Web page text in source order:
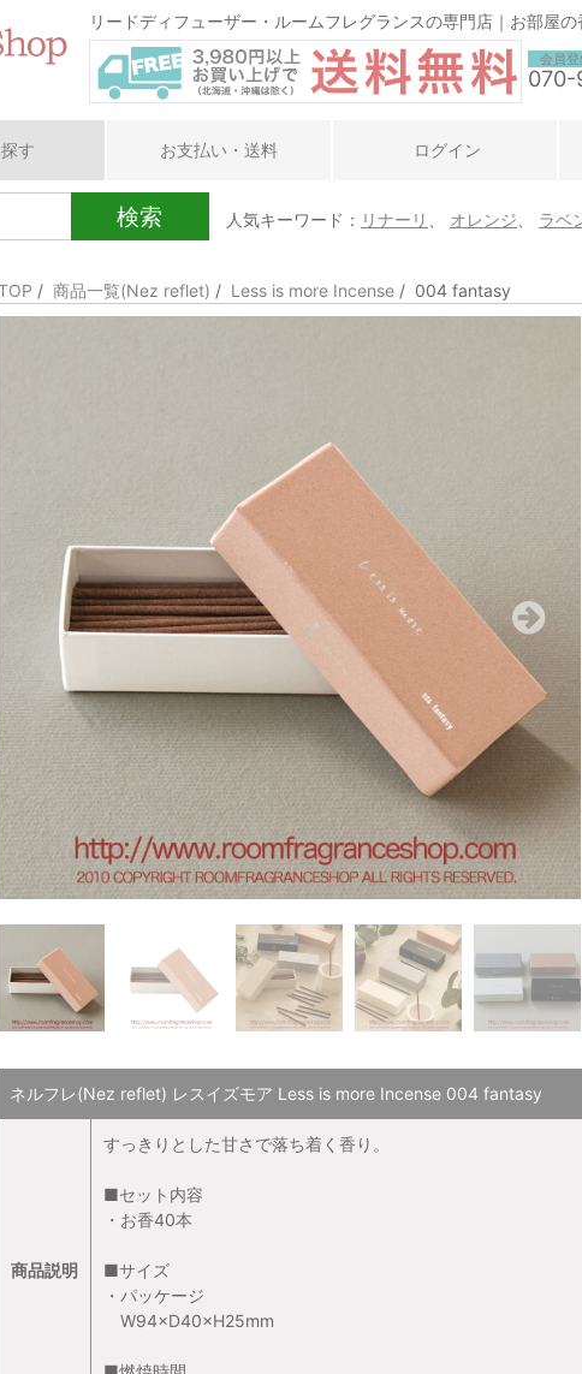
リードディフューザー・ルームフレグランスの専門店｜お部屋
会員登
す お支払い・送料 ログイン
検索 人気キーワード： リナーリ オレンジ ラベ
/ 商品一覧(Nez reflet) / Less is more Incense / 004 fantasy
ネルフレ(Nez reflet) レスイズモア Less is more Incense 004 fantasy
商品説明
すっきりとした甘さで落ち着く香り。
■セット内容
・お香40本
■サイズ
・パッケージ
W94×D40×H25mm